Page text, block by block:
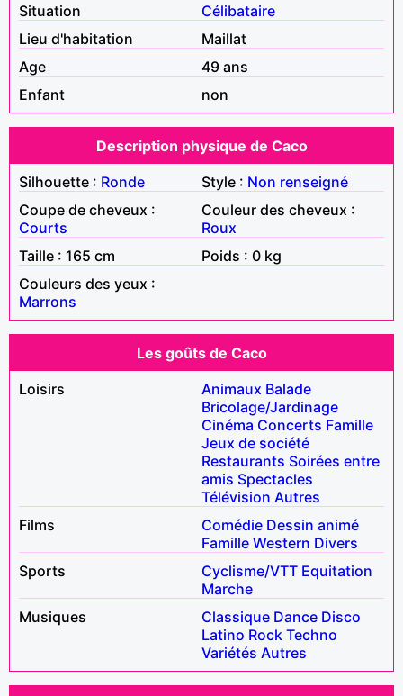
Situation
Célibataire
Lieu d'habitation
Maillat
Age
49 ans
Enfant
non
Description physique de Caco
Silhouette : Ronde Style : Non renseigné
Coupe de cheveux :
Courts
Couleur des cheveux :
Roux
Taille : 165 cm
Poids : 0 kg
Couleurs des yeux :
Marrons
Les goûts de Caco
Loisirs
Animaux Balade
Bricolage/Jardinage
Cinéma Concerts Famille
Jeux de société
Restaurants Soirées entre
amis Spectacles
Télévision Autres
Films
Comédie Dessin animé
Famille Western Divers
Sports
Cyclisme/VTT Equitation
Marche
Musiques
Classique Dance Disco
Latino Rock Techno
Variétés Autres